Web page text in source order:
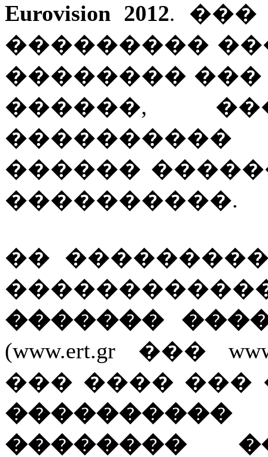
Eurovision 2012. ���
���������
��������
������,
������
����������.
��
�������
(www.ert.gr ���
��� ���� ���
��������